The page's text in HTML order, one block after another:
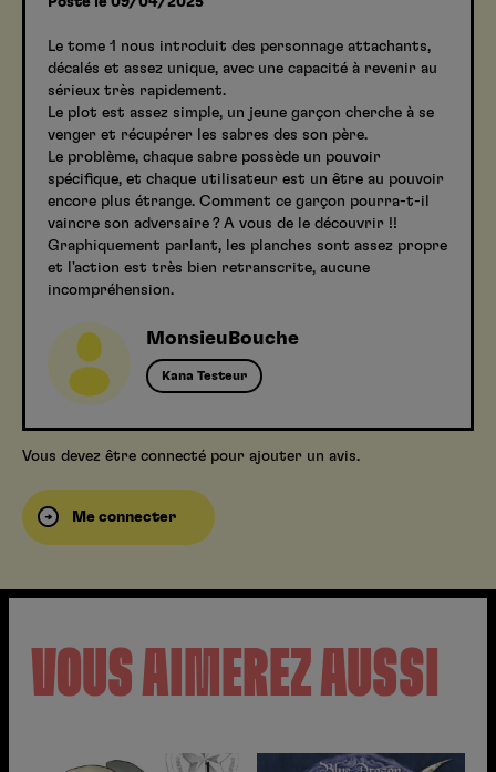
Le tome 1 nous introduit des personnage attachants,
décalés et assez unique, avec une capacité à revenir au
sérieux très rapidement.
Le plot est assez simple, un jeune garçon cherche à se
venger et récupérer les sabres des son père.
Le problème, chaque sabre possède un pouvoir
spécifique, et chaque utilisateur est un être au pouvoir
encore plus étrange. Comment ce garçon pourra-t-il
vaincre son adversaire ? A vous de le découvrir !!
Graphiquement parlant, les planches sont assez propre
et l'action est très bien retranscrite, aucune
incompréhension.
MonsieuBouche
Kana Testeur
Vous devez être connecté pour ajouter un avis.
Me connecter
VOUS AIMEREZ AUSSI